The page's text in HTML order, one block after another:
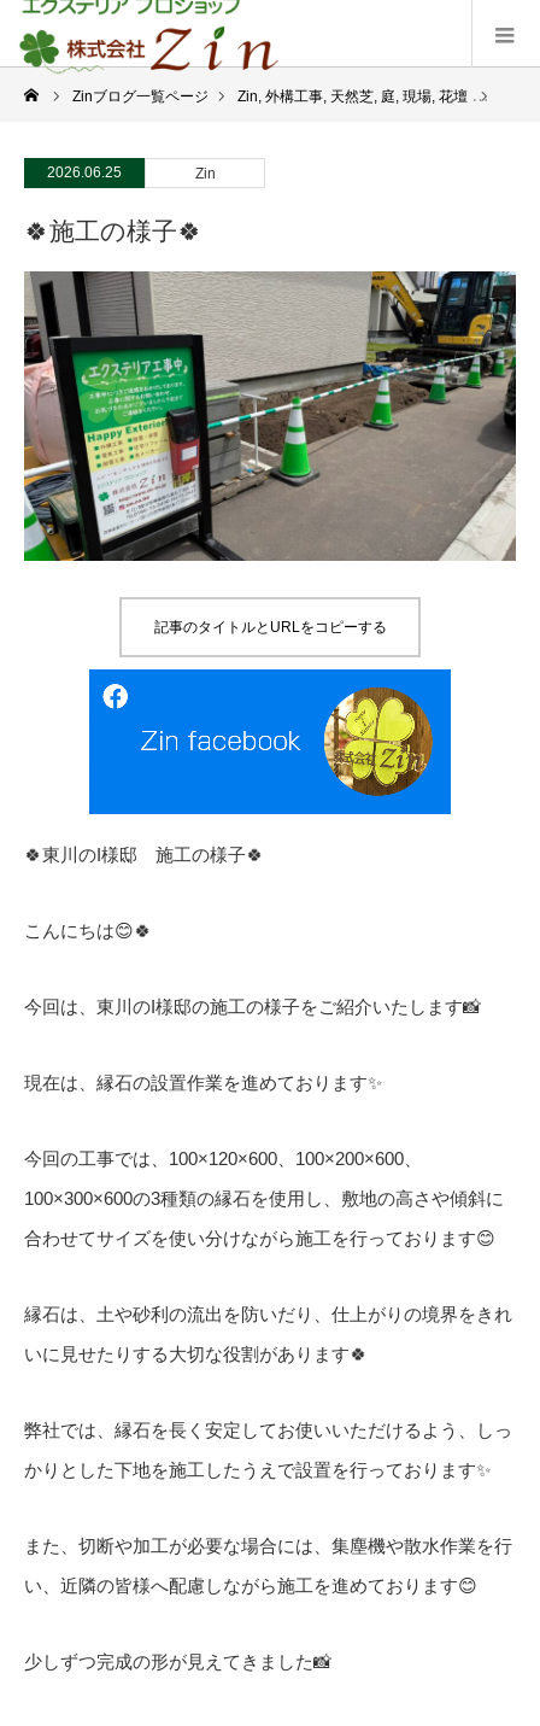
Zinブログ一覧ページ Zin, 外構工事, 天然芝, 庭, 現場, 花壇
2026.06.25 Zin
🍀施工の様子🍀
記事のタイトルとURLをコピーする
🍀東川のI様邸 施工の様子🍀
こんにちは😊🍀
今回は、東川のI様邸の施工の様子をご紹介いたします📸
現在は、縁石の設置作業を進めております✨
今回の工事では、100×120×600、100×200×600、
100×300×600の3種類の縁石を使用し、敷地の高さや傾斜に
合わせてサイズを使い分けながら施工を行っております😊
縁石は、土や砂利の流出を防いだり、仕上がりの境界をきれ
いに見せたりする大切な役割があります🍀
弊社では、縁石を長く安定してお使いいただけるよう、しっ
かりとした下地を施工したうえで設置を行っております✨
また、切断や加工が必要な場合には、集塵機や散水作業を行
い、近隣の皆様へ配慮しながら施工を進めております😊
少しずつ完成の形が見えてきました📸